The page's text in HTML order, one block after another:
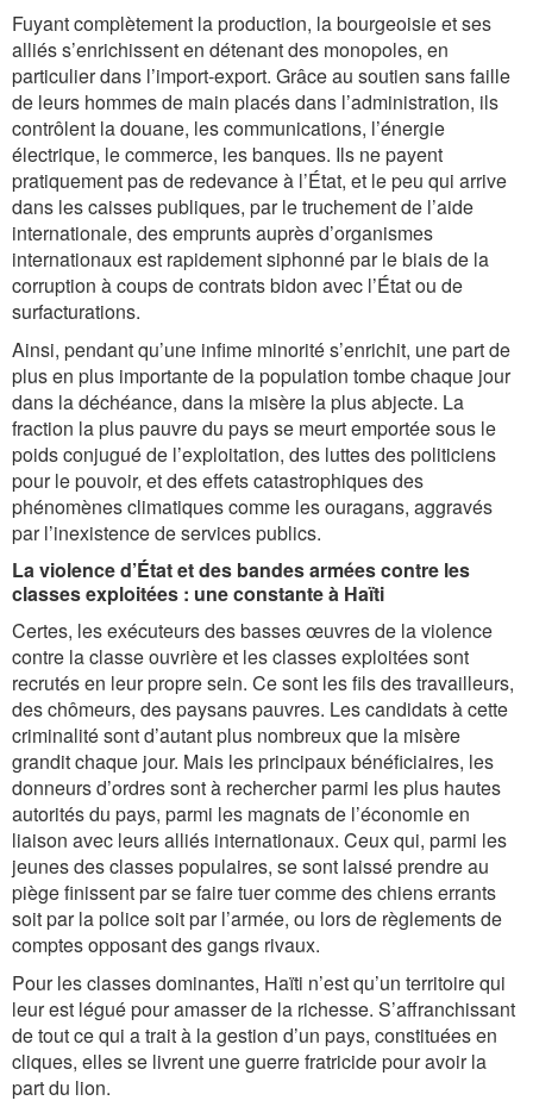
Fuyant complètement la production, la bourgeoisie et ses
alliés s’enrichissent en détenant des monopoles, en
particulier dans l’import-export. Grâce au soutien sans faille
de leurs hommes de main placés dans l’administration, ils
contrôlent la douane, les communications, l’énergie
électrique, le commerce, les banques. Ils ne payent
pratiquement pas de redevance à l’État, et le peu qui arrive
dans les caisses publiques, par le truchement de l’aide
internationale, des emprunts auprès d’organismes
internationaux est rapidement siphonné par le biais de la
corruption à coups de contrats bidon avec l’État ou de
surfacturations.
Ainsi, pendant qu’une infime minorité s’enrichit, une part de
plus en plus importante de la population tombe chaque jour
dans la déchéance, dans la misère la plus abjecte. La
fraction la plus pauvre du pays se meurt emportée sous le
poids conjugué de l’exploitation, des luttes des politiciens
pour le pouvoir, et des effets catastrophiques des
phénomènes climatiques comme les ouragans, aggravés
par l’inexistence de services publics.
La violence d’État et des bandes armées contre les
classes exploitées : une constante à Haïti
Certes, les exécuteurs des basses œuvres de la violence
contre la classe ouvrière et les classes exploitées sont
recrutés en leur propre sein. Ce sont les fils des travailleurs,
des chômeurs, des paysans pauvres. Les candidats à cette
criminalité sont d’autant plus nombreux que la misère
grandit chaque jour. Mais les principaux bénéficiaires, les
donneurs d’ordres sont à rechercher parmi les plus hautes
autorités du pays, parmi les magnats de l’économie en
liaison avec leurs alliés internationaux. Ceux qui, parmi les
jeunes des classes populaires, se sont laissé prendre au
piège finissent par se faire tuer comme des chiens errants
soit par la police soit par l’armée, ou lors de règlements de
comptes opposant des gangs rivaux.
Pour les classes dominantes, Haïti n’est qu’un territoire qui
leur est légué pour amasser de la richesse. S’affranchissant
de tout ce qui a trait à la gestion d’un pays, constituées en
cliques, elles se livrent une guerre fratricide pour avoir la
part du lion.